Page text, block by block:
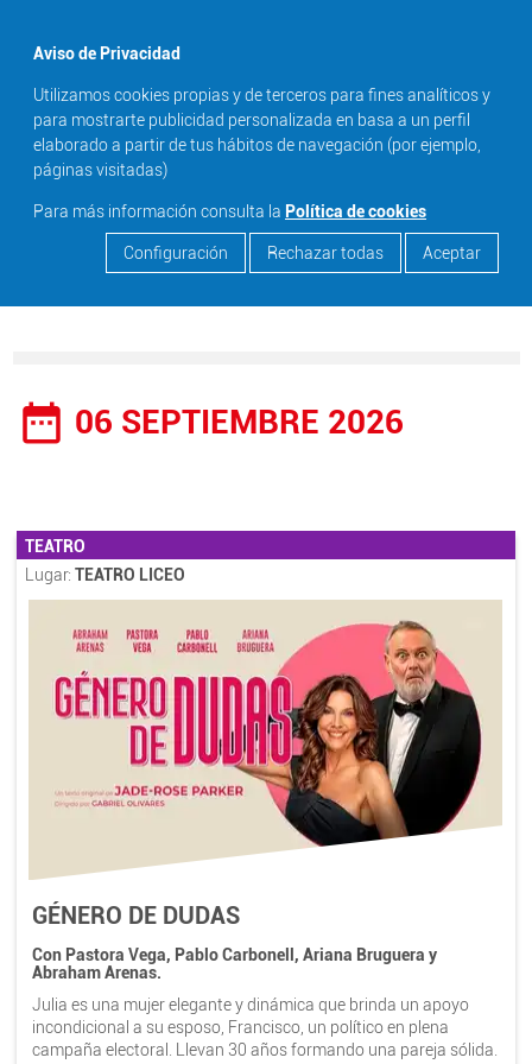
Aviso de Privacidad
Utilizamos cookies propias y de terceros para fines analíticos y
para mostrarte publicidad personalizada en basa a un perfil
elaborado a partir de tus hábitos de navegación (por ejemplo,
páginas visitadas)
Para más información consulta la Política de cookies
Configuración Rechazar todas Aceptar
search
date_range 06 SEPTIEMBRE 2026
TEATRO
Lugar: TEATRO LICEO
GÉNERO DE DUDAS
Con Pastora Vega, Pablo Carbonell, Ariana Bruguera y
Abraham Arenas.
Julia es una mujer elegante y dinámica que brinda un apoyo
incondicional a su esposo, Francisco, un político en plena
campaña electoral. Llevan 30 años formando una pareja sólida.